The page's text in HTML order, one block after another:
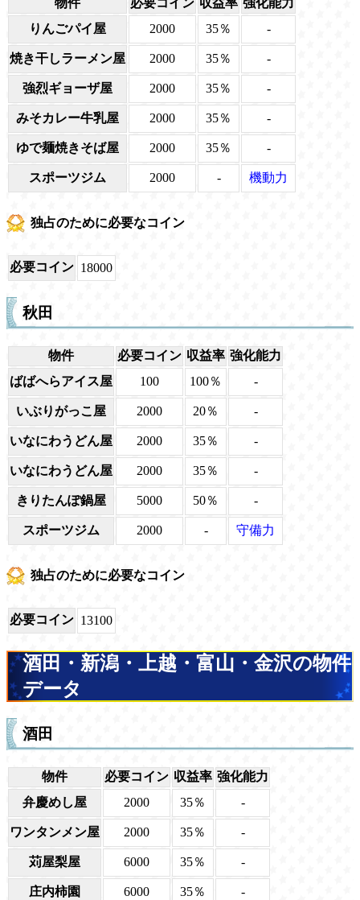
物件 必要コイン 収益率 強化能力
りんごパイ屋
2000 35％ -
焼き干しラーメン屋 2000 35％ -
強烈ギョーザ屋 2000 35％ -
みそカレー牛乳屋 2000 35％ -
ゆで麺焼きそば屋 2000 35％ -
スポーツジム 2000 - 機動力
独占のために必要なコイン
必要コイン 18000
秋田
物件 必要コイン 収益率 強化能力
ばばへらアイス屋
100 100％ -
いぶりがっこ屋 2000 20％ -
いなにわうどん屋 2000 35％ -
いなにわうどん屋 2000 35％ -
きりたんぽ鍋屋 5000 50％ -
スポーツジム 2000 - 守備力
独占のために必要なコイン
必要コイン 13100
酒田・新潟・上越・富山・金沢の物件
データ
酒田
物件 必要コイン 収益率 強化能力
弁慶めし屋
2000 35％ -
ワンタンメン屋 2000 35％ -
苅屋梨屋 6000 35％ -
庄内柿園 6000 35％ -